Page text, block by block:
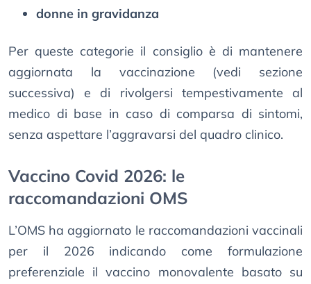
donne in gravidanza
Per queste categorie il consiglio è di mantenere
aggiornata la vaccinazione (vedi sezione
successiva) e di rivolgersi tempestivamente al
medico di base in caso di comparsa di sintomi,
senza aspettare l’aggravarsi del quadro clinico.
Vaccino Covid 2026: le
raccomandazioni OMS
L’OMS ha aggiornato le raccomandazioni vaccinali
per il 2026 indicando come formulazione
preferenziale il vaccino monovalente basato su